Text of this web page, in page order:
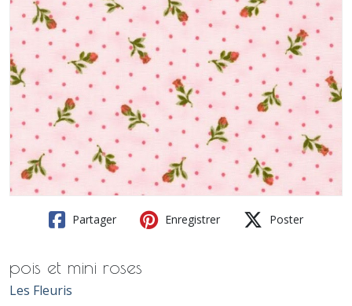
Partager Enregistrer Poster
pois et mini roses
Les Fleuris